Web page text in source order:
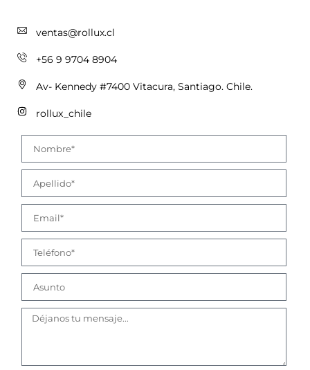
ventas@rollux.cl
+56 9 9704 8904
Av- Kennedy #7400 Vitacura, Santiago. Chile.
rollux_chile